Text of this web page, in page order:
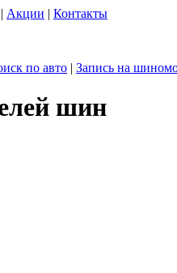
| Акции | Контакты
по авто | Запись на
шин